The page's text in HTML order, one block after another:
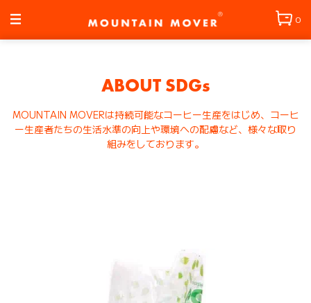
ツに進む 0
ABOUT SDGs
MOUNTAIN MOVERは持続可能なコーヒー生産をはじめ、コーヒ
ー生産者たちの生活水準の向上や環境への配慮など、様々な取り
組みをしております。